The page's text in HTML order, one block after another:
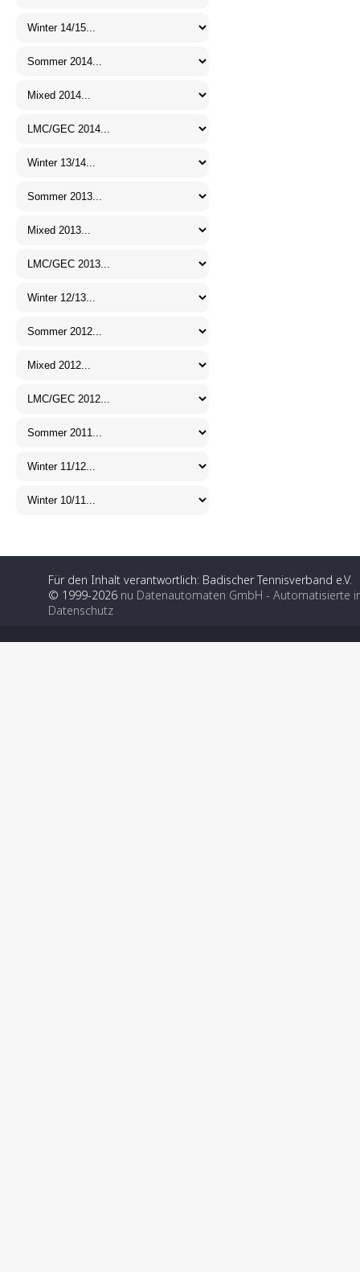
Für den Inhalt verantwortlich: Badischer Tennisverband e.V.
© 1999-2026 nu Datenautomaten GmbH - Automatisierte
Datenschutz